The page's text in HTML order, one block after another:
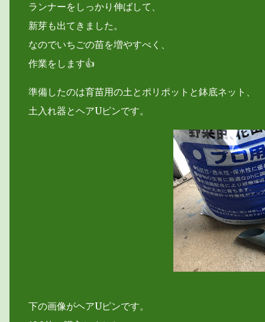
ランナーをしっかり伸ばして、
新芽も出てきました。
なのでいちごの苗を増やすべく、
作業をします👍
準備したのは育苗用の土とポリポットと鉢底ネット、
土入れ器とヘアUピンです。
下の画像がヘアUピンです。